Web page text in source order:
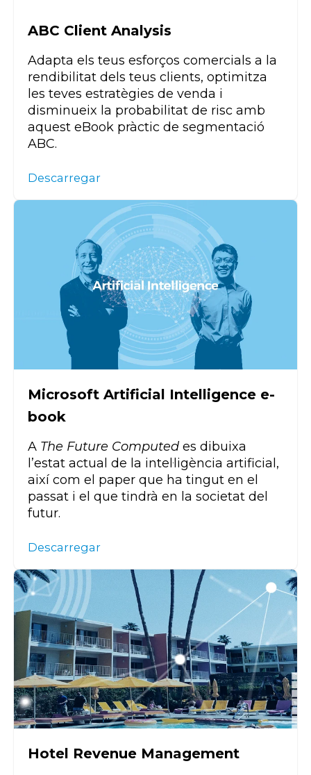
ABC Client Analysis
Adapta els teus esforços comercials a la
rendibilitat dels teus clients, optimitza
les teves estratègies de venda i
disminueix la probabilitat de risc amb
aquest eBook pràctic de segmentació
ABC.
Descarregar
Microsoft Artificial Intelligence e-
book
A The Future Computed es dibuixa
l’estat actual de la intel·ligència artificial,
així com el paper que ha tingut en el
passat i el que tindrà en la societat del
futur.
Descarregar
Hotel Revenue Management